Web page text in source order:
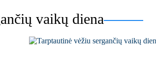
vaikų diena